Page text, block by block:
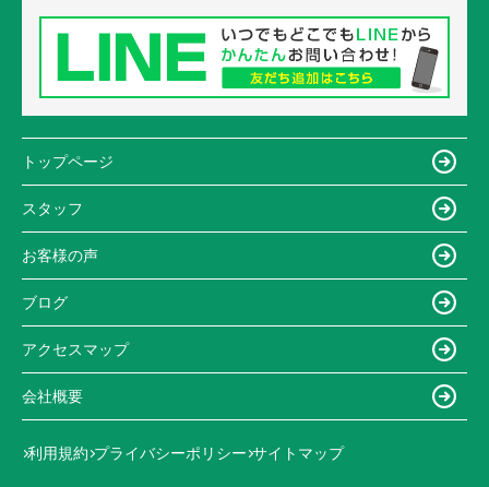
トップページ
スタッフ
お客様の声
ブログ
アクセスマップ
会社概要
利用規約 プライバシーポリシー サイトマップ